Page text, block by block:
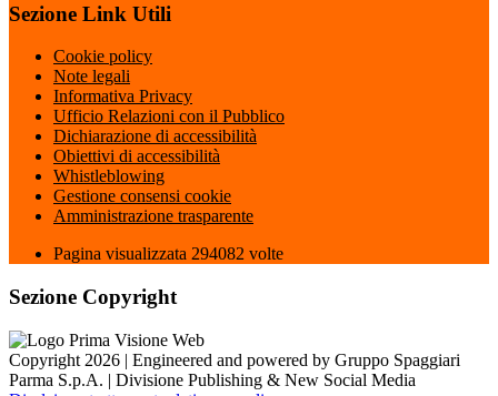
Sezione Link Utili
Cookie policy
Note legali
Informativa Privacy
Ufficio Relazioni con il Pubblico
Dichiarazione di accessibilità
Obiettivi di accessibilità
Whistleblowing
Gestione consensi cookie
Amministrazione trasparente
Pagina visualizzata 294082 volte
Sezione Copyright
Copyright 2026 | Engineered and powered by Gruppo Spaggiari
Parma S.p.A. | Divisione Publishing & New Social Media